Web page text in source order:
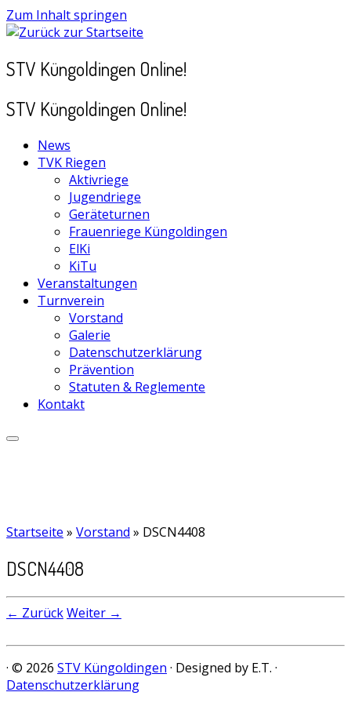
Zum Inhalt springen
STV Küngoldingen Online!
STV Küngoldingen Online!
News
TVK Riegen
Aktivriege
Jugendriege
Geräteturnen
Frauenriege Küngoldingen
ElKi
KiTu
Veranstaltungen
Turnverein
Vorstand
Galerie
Datenschutzerklärung
Prävention
Statuten & Reglemente
Kontakt
Startseite » Vorstand » DSCN4408
DSCN4408
← ZurückWeiter →
· © 2026 STV Küngoldingen · Designed by E.T. ·
Datenschutzerklärung